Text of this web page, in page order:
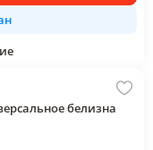
белизна